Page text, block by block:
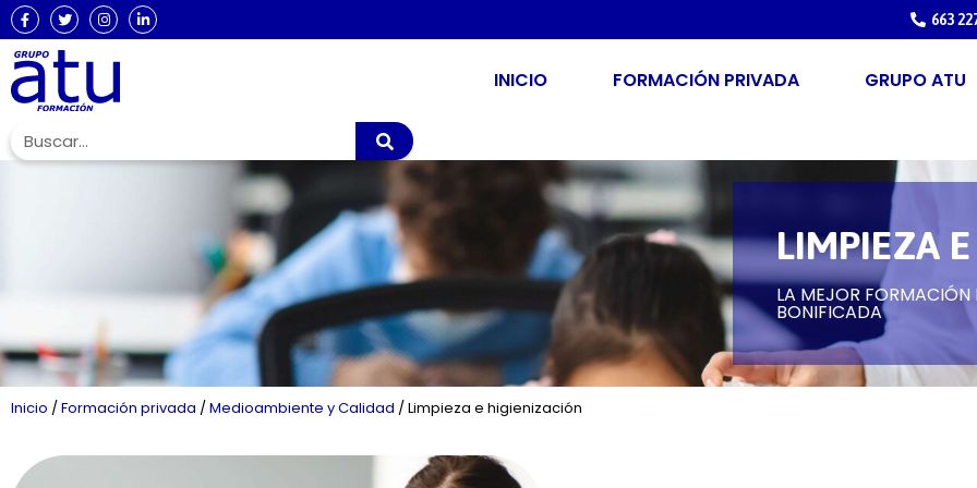
663
INICIO FORMACIÓN PRIVADA GRUPO ATU
LIMPIEZA
LA MEJOR FORMACIÓN
BONIFICADA
Inicio /Formación privada /Medioambiente y Calidad /Limpieza e higienización